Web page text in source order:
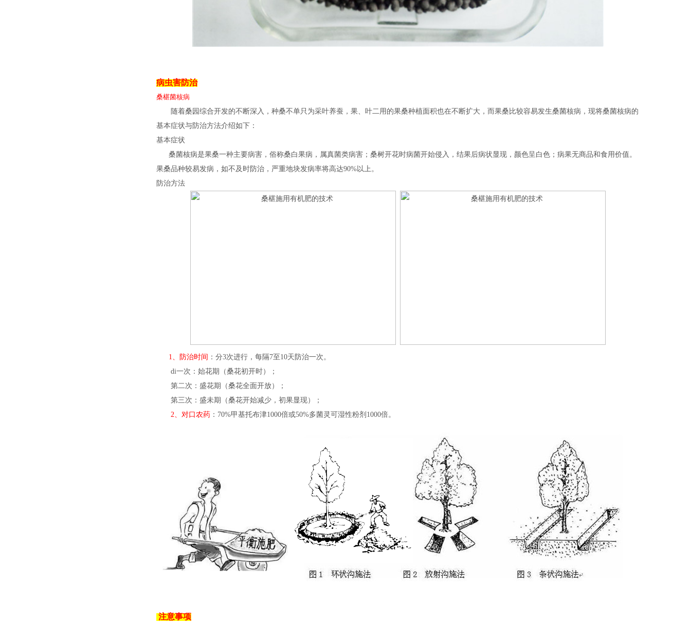
病虫害防治
桑椹菌核病
随着桑园综合开发的不断深入，种桑不单只为采叶养蚕，果、叶二用的果桑种植面积也在不断扩大，而果桑比较容易发生桑菌核病，现将桑菌核病的
基本症状与防治方法介绍如下：
基本症状
桑菌核病是果桑一种主要病害，俗称桑白果病，属真菌类病害；桑树开花时病菌开始侵入，结果后病状显现，颜色呈白色；病果无商品和食用价值。
果桑品种较易发病，如不及时防治，严重地块发病率将高达90%以上。
防治方法
1、防治时间 ：分3次进行，每隔7至10天防治一次。
di一次：始花期（桑花初开时）；
第二次：盛花期（桑花全面开放）；
第三次：盛未期（桑花开始减少，初果显现）；
2、对口农药：70%甲基托布津1000倍或50%多菌灵可湿性粉剂1000倍。
注意事项